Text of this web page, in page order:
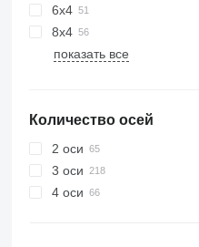
6x4
8x4
показать все
Количество осей
2 оси
3 оси
4 оси